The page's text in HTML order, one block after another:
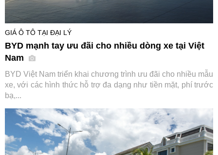
GIÁ Ô TÔ TẠI ĐẠI LÝ
BYD mạnh tay ưu đãi cho nhiều dòng xe tại Việt
Nam
BYD Việt Nam triển khai chương trình ưu đãi cho nhiều mẫu
xe, với các hình thức hỗ trợ đa dạng như tiền mặt, phí trước
bạ,...